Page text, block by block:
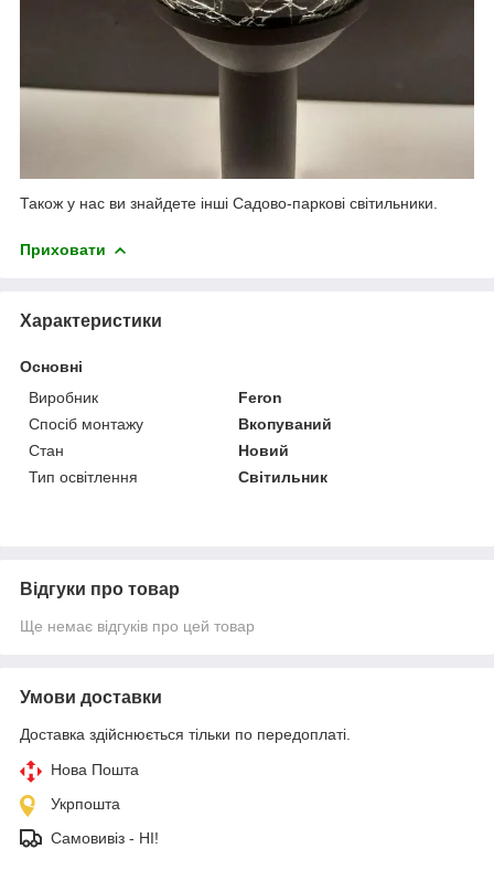
Також у нас ви знайдете інші Садово-паркові світильники.
Приховати
Характеристики
Основні
Виробник
Feron
Спосіб монтажу
Вкопуваний
Стан
Новий
Тип освітлення
Світильник
Відгуки про товар
Ще немає відгуків про цей товар
Умови доставки
Доставка здійснюється тільки по передоплаті.
Нова Пошта
Укрпошта
Самовивіз - НІ!